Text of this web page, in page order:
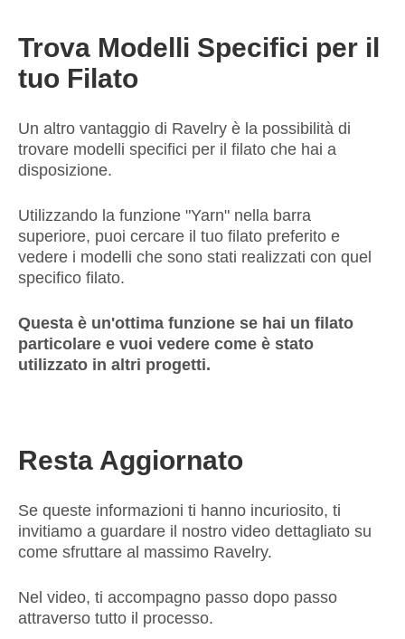
Trova Modelli Specifici per il
tuo Filato
Un altro vantaggio di Ravelry è la possibilità di
trovare modelli specifici per il filato che hai a
disposizione.
Utilizzando la funzione "Yarn" nella barra
superiore, puoi cercare il tuo filato preferito e
vedere i modelli che sono stati realizzati con quel
specifico filato.
Questa è un'ottima funzione se hai un filato
particolare e vuoi vedere come è stato
utilizzato in altri progetti.
Resta Aggiornato
Se queste informazioni ti hanno incuriosito, ti
invitiamo a guardare il nostro video dettagliato su
come sfruttare al massimo Ravelry.
Nel video, ti accompagno passo dopo passo
attraverso tutto il processo.